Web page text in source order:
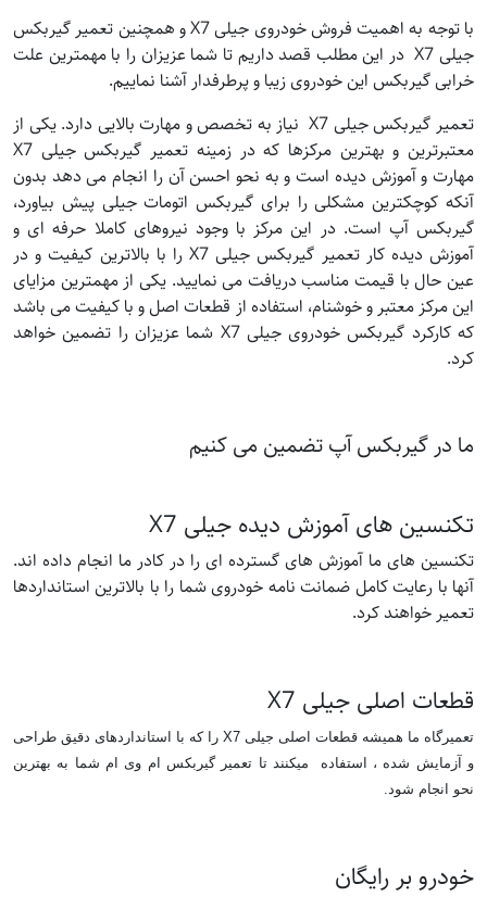
با توجه به اهمیت فروش خودروی جیلی X7 و همچنین تعمیر گیربکس
جیلی X7 در این مطلب قصد داریم تا شما عزیزان را با مهمترین علت
خرابی گیربکس این خودروی زیبا و پرطرفدار آشنا نماییم.
تعمیر گیربکس جیلی X7 نیاز به تخصص و مهارت بالایی دارد. یکی از
معتبرترین و بهترین مرکزها که در زمینه تعمیر گیربکس جیلی X7
مهارت و آموزش دیده است و به نحو احسن آن را انجام می دهد بدون
آنکه کوچکترین مشکلی را برای گیربکس اتومات جیلی پیش بیاورد،
گیربکس آپ است. در این مرکز با وجود نیروهای کاملا حرفه ای و
آموزش دیده کار تعمیر گیربکس جیلی X7 را با بالاترین کیفیت و در
عین حال با قیمت مناسب دریافت می نمایید. یکی از مهمترین مزایای
این مرکز معتبر و خوشنام، استفاده از قطعات اصل و با کیفیت می باشد
که کارکرد گیربکس خودروی جیلی X7 شما عزیزان را تضمین خواهد
کرد.
ما در گیربکس آپ تضمین می کنیم
تکنسین های آموزش دیده جیلی X7
تکنسین های ما آموزش های گسترده ای را در کادر ما انجام داده اند.
آنها با رعایت کامل ضمانت نامه خودروی شما را با بالاترین استانداردها
تعمیر خواهند کرد.
قطعات اصلی جیلی X7
تعمیرگاه ما همیشه قطعات اصلی جیلی X7 را که با استانداردهای دقیق طراحی
و آزمایش شده ، استفاده میکنند تا تعمیر گیربکس ام وی ام شما به بهترین
نحو انجام شود.
خودرو بر رایگان